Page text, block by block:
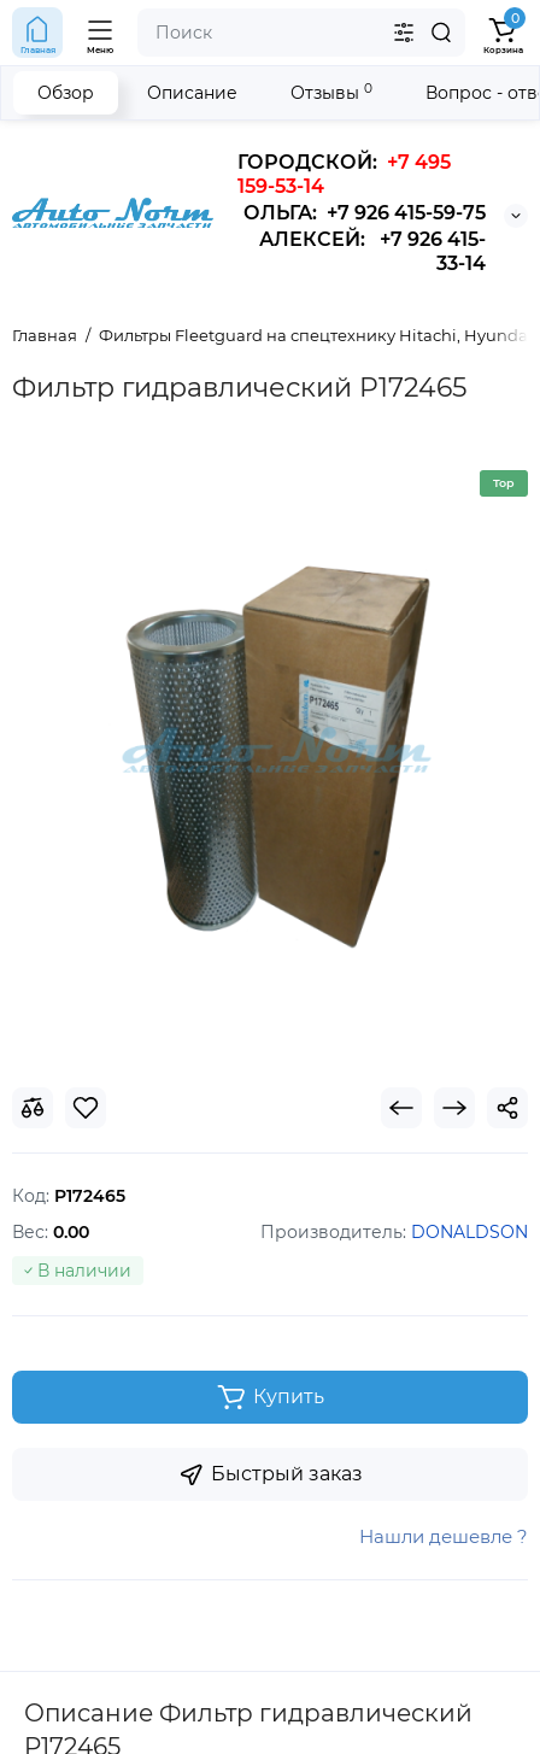
ГОРОДСКОЙ: +7 495
159-53-14
ОЛЬГА: +7 926 415-59-75
АЛЕКСЕЙ: +7 926 415-
33-14
Главная Меню
0
Корзина
Главная Фильтры Fleetguard на спецтехнику Hitachi,
Фильтр гидравлический P172465
Обзор Описание Отзывы 0 Вопрос -
Top
Код: P172465
Производитель: DONALDSON
В наличии
Вес: 0.00
Купить
Быстрый заказ
Нашли дешевле ?
Описание Фильтр гидравлический
P172465